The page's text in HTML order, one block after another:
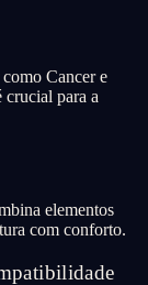
Cancer e
para a
elementos
com conforto.